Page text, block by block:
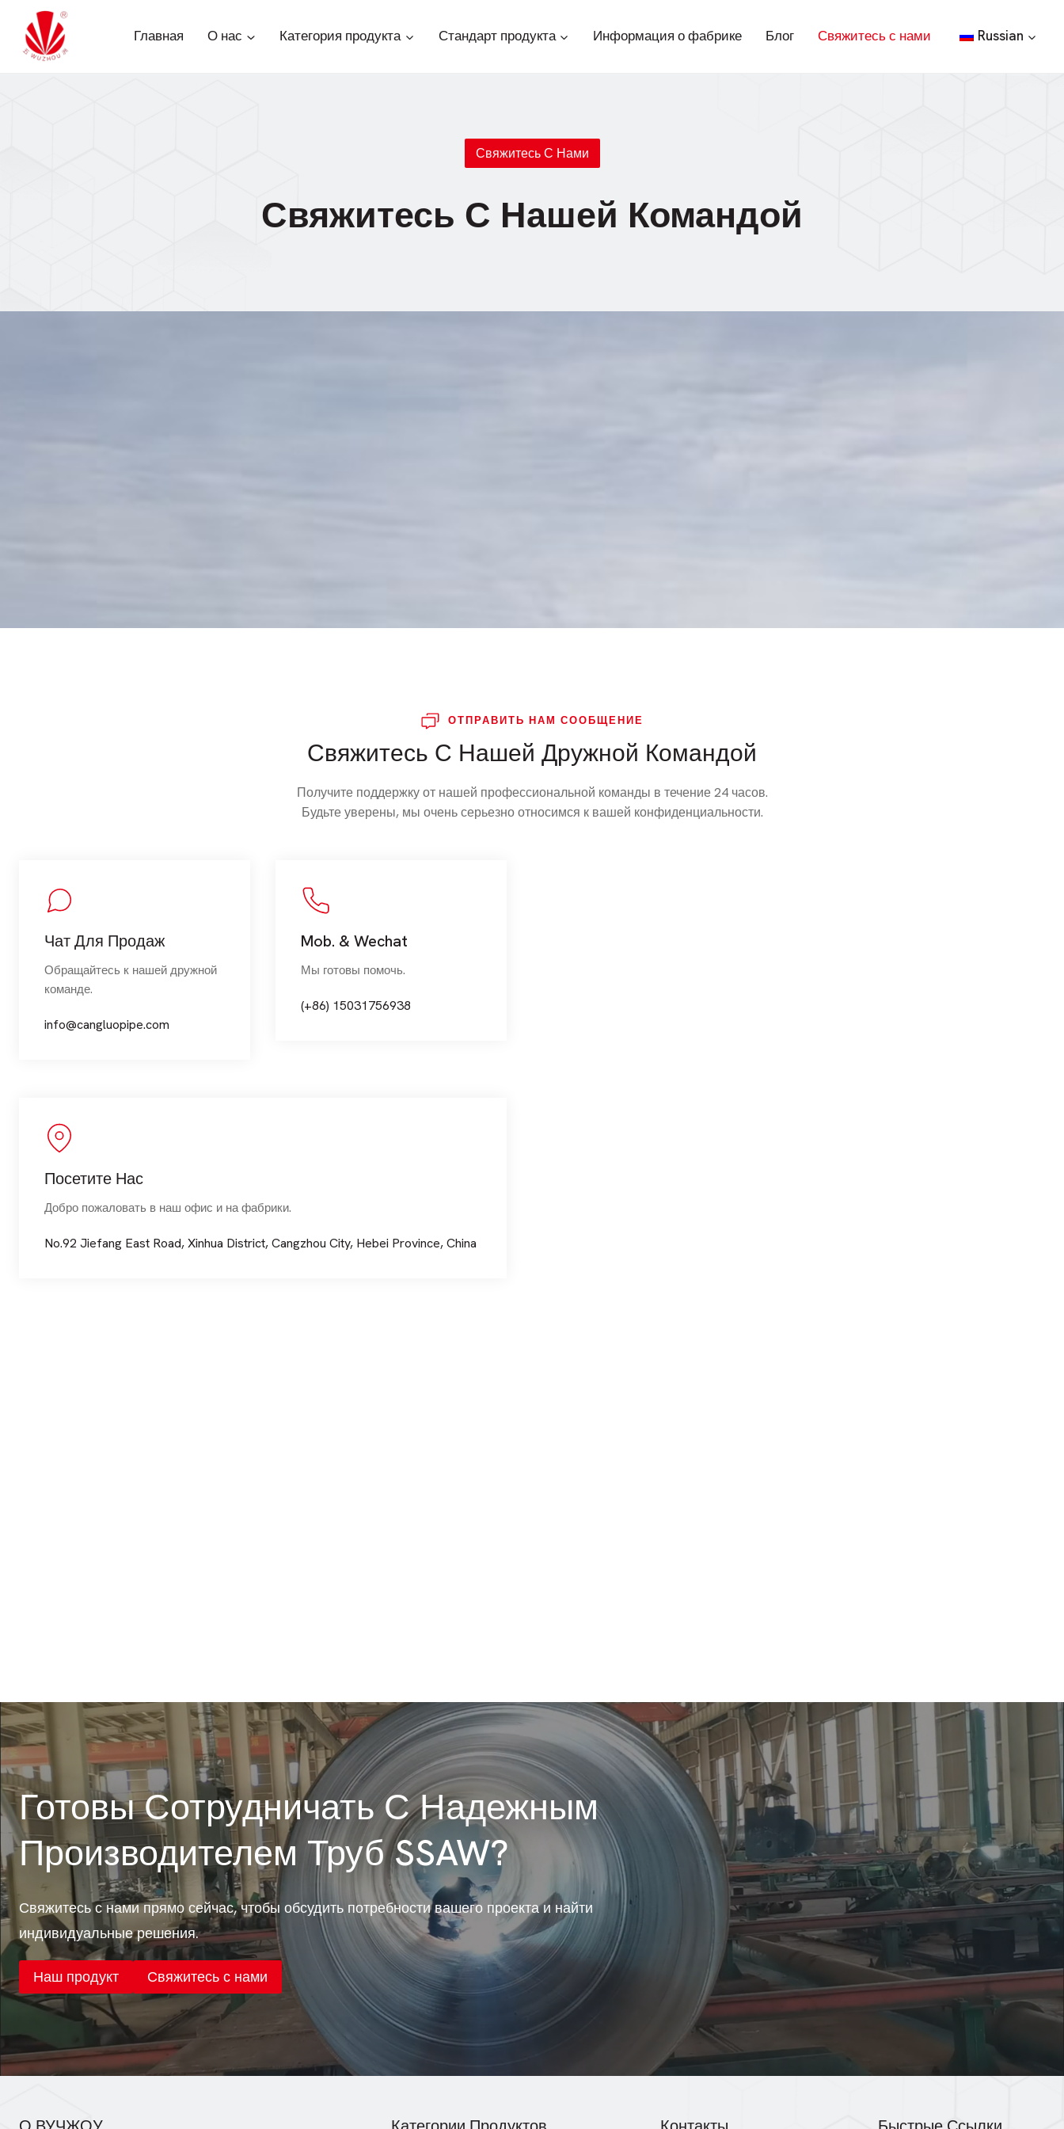
Перейти
содержимому
Главная О нас Категория продукта Стандарт продукта Информация о фабрике Блог Свяжитесь с нами Russian
Свяжитесь С Нами
Свяжитесь С Нашей Командой
ОТПРАВИТЬ НАМ СООБЩЕНИЕ
Свяжитесь С Нашей Дружной Командой
Получите поддержку от нашей профессиональной команды в течение 24 часов.
Будьте уверены, мы очень серьезно относимся к вашей конфиденциальности.
Чат Для Продаж
Обращайтесь к нашей дружной
команде.
info@cangluopipe.com
Mob. & Wechat
Мы готовы помочь.
(+86) 15031756938
Посетите Нас
Добро пожаловать в наш офис и на фабрики.
No.92 Jiefang East Road, Xinhua District, Cangzhou City, Hebei Province, China
Готовы Сотрудничать С Надежным
Производителем Труб SSAW?
Свяжитесь с нами прямо сейчас, чтобы обсудить потребности вашего проекта и найти
индивидуальные решения.
Наш продукт Свяжитесь с нами